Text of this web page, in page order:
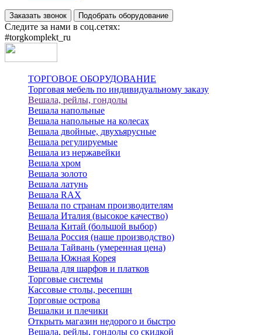
Заказать звонок Подобрать оборудование
Следите за нами в соц.сетях:
#torgkomplekt_ru
ТОРГОВОЕ ОБОРУДОВАНИЕ
Торговая мебель по индивидуальному заказу
Вешала, рейлы, гондолы
Вешала напольные
Вешала напольные на колесах
Вешала двойные, двухъярусные
Вешала регулируемые
Вешала из нержавейки
Вешала хром
Вешала золото
Вешала латунь
Вешала RAX
Вешала по странам производителям
Вешала Италия (высокое качество)
Вешала Китай (большой выбор)
Вешала Россия (наше производство)
Вешала Тайвань (умеренная цена)
Вешала Южная Корея
Вешала для шарфов и платков
Торговые системы
Кассовые столы, ресепшн
Торговые острова
Вешалки и плечики
Открыть магазин недорого и быстро
Вешала, рейлы, гондолы со скидкой